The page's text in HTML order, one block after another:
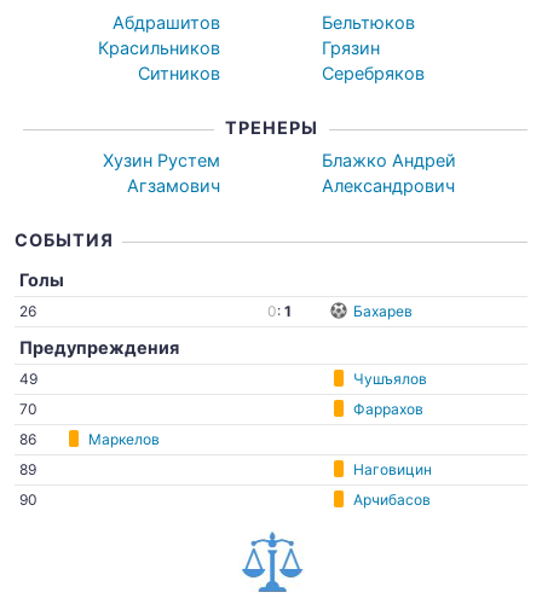
Абдрашитов
Красильников
Ситников
Бельтюков
Грязин
Серебряков
ТРЕНЕРЫ
Хузин Рустем
Агзамович
Блажко Андрей
Александрович
СОБЫТИЯ
Голы
26 0: 1 Бахарев
Предупреждения
49
Чушъялов
70
Фаррахов
86
Маркелов
89
Наговицин
90
Арчибасов